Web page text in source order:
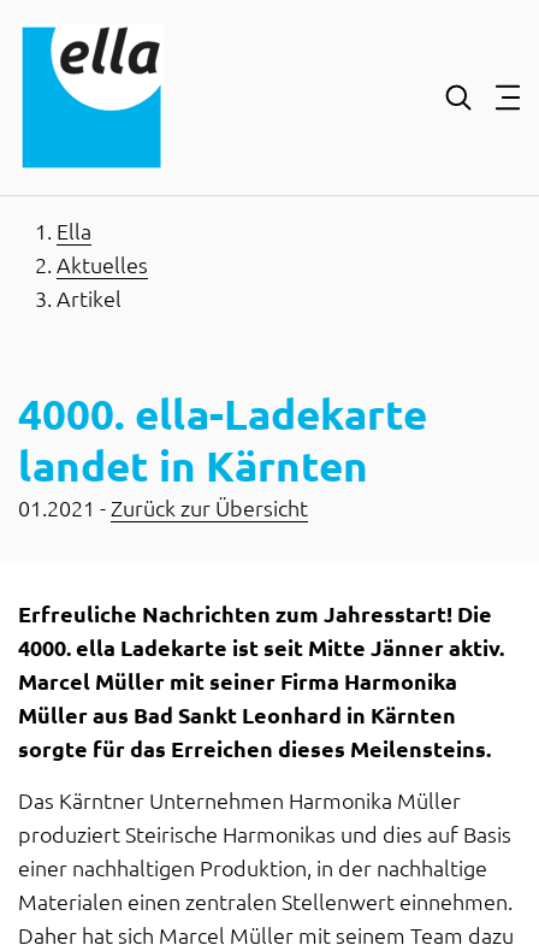
Ella
Aktuelles
Artikel
4000. ella-Ladekarte
landet in Kärnten
01.2021 - Zurück zur Übersicht
Erfreuliche Nachrichten zum Jahresstart! Die
4000. ella Ladekarte ist seit Mitte Jänner aktiv.
Marcel Müller mit seiner Firma Harmonika
Müller aus Bad Sankt Leonhard in Kärnten
sorgte für das Erreichen dieses Meilensteins.
Das Kärntner Unternehmen Harmonika Müller
produziert Steirische Harmonikas und dies auf Basis
einer nachhaltigen Produktion, in der nachhaltige
Materialen einen zentralen Stellenwert einnehmen.
Daher hat sich Marcel Müller mit seinem Team dazu